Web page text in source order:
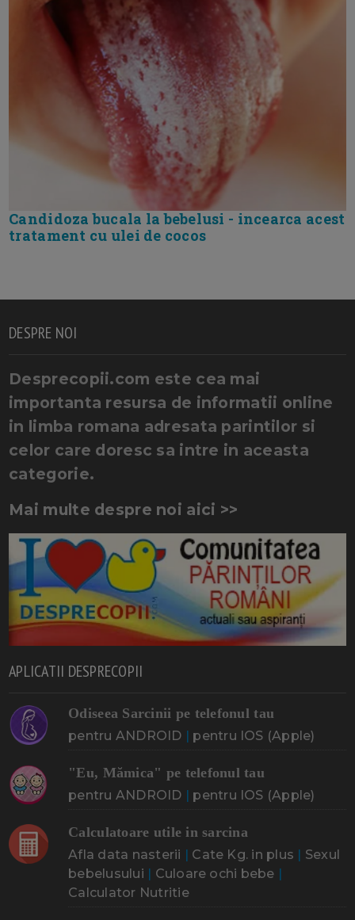
Candidoza bucala la bebelusi - incearca acest
tratament cu ulei de cocos
DESPRE NOI
Desprecopii.com este cea mai
importanta resursa de informatii online
in limba romana adresata parintilor si
celor care doresc sa intre in aceasta
categorie.
Mai multe despre noi aici >>
APLICATII DESPRECOPII
Odiseea Sarcinii pe telefonul tau
pentru ANDROID | pentru IOS (Apple)
"Eu, Mămica" pe telefonul tau
pentru ANDROID | pentru IOS (Apple)
Calculatoare utile in sarcina
Afla data nasterii | Cate Kg. in plus | Sexul
bebelusului | Culoare ochi bebe |
Calculator Nutritie